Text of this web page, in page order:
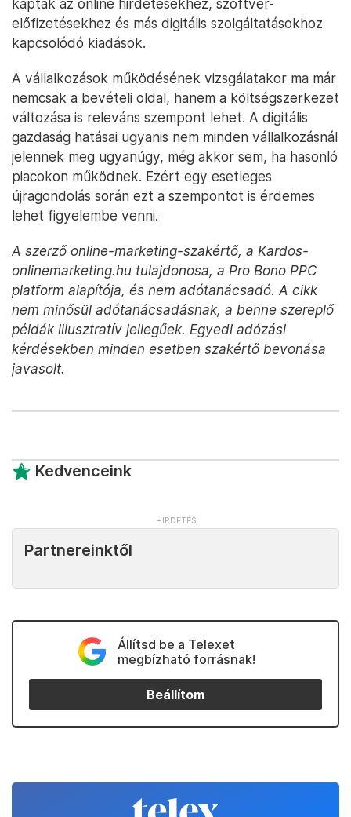
kaptak az online hirdetésekhez, szoftver-
előfizetésekhez és más digitális szolgáltatásokhoz
kapcsolódó kiadások.
A vállalkozások működésének vizsgálatakor ma már
nemcsak a bevételi oldal, hanem a költségszerkezet
változása is releváns szempont lehet. A digitális
gazdaság hatásai ugyanis nem minden vállalkozásnál
jelennek meg ugyanúgy, még akkor sem, ha hasonló
piacokon működnek. Ezért egy esetleges
újragondolás során ezt a szempontot is érdemes
lehet figyelembe venni.
A szerző online-marketing-szakértő, a Kardos-
onlinemarketing.hu tulajdonosa, a Pro Bono PPC
platform alapítója, és nem adótanácsadó. A cikk
nem minősül adótanácsadásnak, a benne szereplő
példák illusztratív jellegűek. Egyedi adózási
kérdésekben minden esetben szakértő bevonása
javasolt.
Kedvenceink
Partnereinktől
Állítsd be a Telexet
megbízható forrásnak!
Beállítom